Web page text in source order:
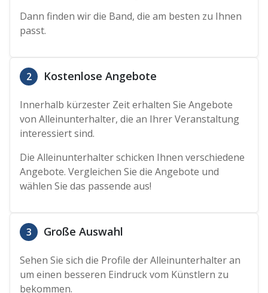
Dann finden wir die Band, die am besten zu Ihnen
passt.
2 Kostenlose Angebote
Innerhalb kürzester Zeit erhalten Sie Angebote
von Alleinunterhalter, die an Ihrer Veranstaltung
interessiert sind.
Die Alleinunterhalter schicken Ihnen verschiedene
Angebote. Vergleichen Sie die Angebote und
wählen Sie das passende aus!
3 Große Auswahl
Sehen Sie sich die Profile der Alleinunterhalter an
um einen besseren Eindruck vom Künstlern zu
bekommen.